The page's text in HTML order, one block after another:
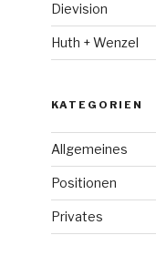
Dievision
Huth + Wenzel
KATEGORIEN
Allgemeines
Positionen
Privates